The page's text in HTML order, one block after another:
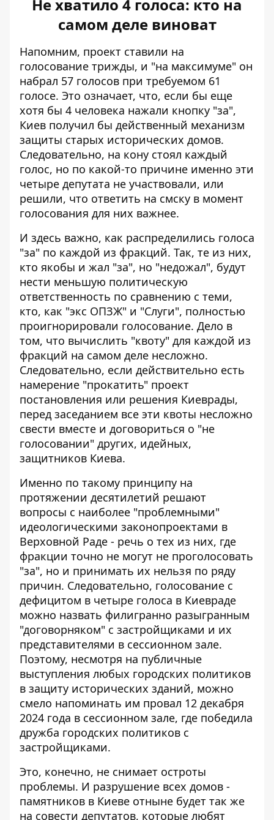
Не хватило 4 голоса: кто на
самом деле виноват
Напомним, проект ставили на
голосование трижды, и "на максимуме" он
набрал 57 голосов при требуемом 61
голосе. Это означает, что, если бы еще
хотя бы 4 человека нажали кнопку "за",
Киев получил бы действенный механизм
защиты старых исторических домов.
Следовательно, на кону стоял каждый
голос, но по какой-то причине именно эти
четыре депутата не участвовали, или
решили, что ответить на смску в момент
голосования для них важнее.
И здесь важно, как распределились голоса
"за" по каждой из фракций. Так, те из них,
кто якобы и жал "за", но "недожал", будут
нести меньшую политическую
ответственность по сравнению с теми,
кто, как "экс ОПЗЖ" и "Слуги", полностью
проигнорировали голосование. Дело в
том, что вычислить "квоту" для каждой из
фракций на самом деле несложно.
Следовательно, если действительно есть
намерение "прокатить" проект
постановления или решения Киеврады,
перед заседанием все эти квоты несложно
свести вместе и договориться о "не
голосовании" других, идейных,
защитников Киева.
Именно по такому принципу на
протяжении десятилетий решают
вопросы с наиболее "проблемными"
идеологическими законопроектами в
Верховной Раде - речь о тех из них, где
фракции точно не могут не проголосовать
"за", но и принимать их нельзя по ряду
причин. Следовательно, голосование с
дефицитом в четыре голоса в Киевраде
можно назвать филигранно разыгранным
"договорняком" с застройщиками и их
представителями в сессионном зале.
Поэтому, несмотря на публичные
выступления любых городских политиков
в защиту исторических зданий, можно
смело напоминать им провал 12 декабря
2024 года в сессионном зале, где победила
дружба городских политиков с
застройщиками.
Это, конечно, не снимает остроты
проблемы. И разрушение всех домов -
памятников в Киеве отныне будет так же
на совести депутатов, которые любят